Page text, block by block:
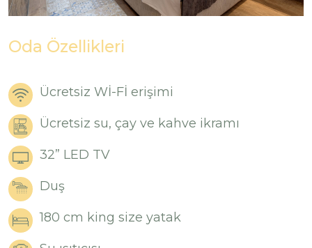
Oda Özellikleri
Ücretsiz Wİ-Fİ erişimi
Ücretsiz su, çay ve kahve ikramı
32” LED TV
Duş
180 cm king size yatak